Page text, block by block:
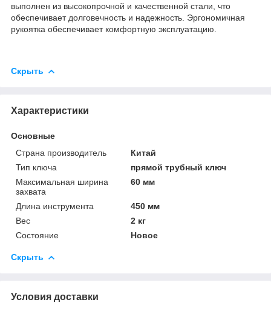
выполнен из высокопрочной и качественной стали, что
обеспечивает долговечность и надежность. Эргономичная
рукоятка обеспечивает комфортную эксплуатацию.
Скрыть
Характеристики
Основные
Страна производитель
Китай
Тип ключа
прямой трубный ключ
Максимальная ширина
захвата
60 мм
Длина инструмента
450 мм
Вес
2 кг
Состояние
Новое
Скрыть
Условия доставки